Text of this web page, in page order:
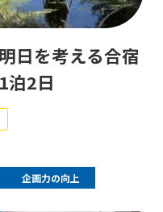
日を考える合宿
泊2日
企画力の向上